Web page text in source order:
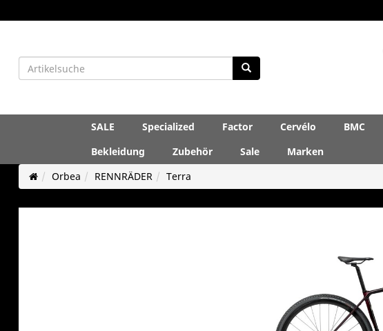
SALE Specialized Factor Cervélo BMC
Bekleidung
Zubehör Sale
Marken
Orbea
RENNRÄDER Terra